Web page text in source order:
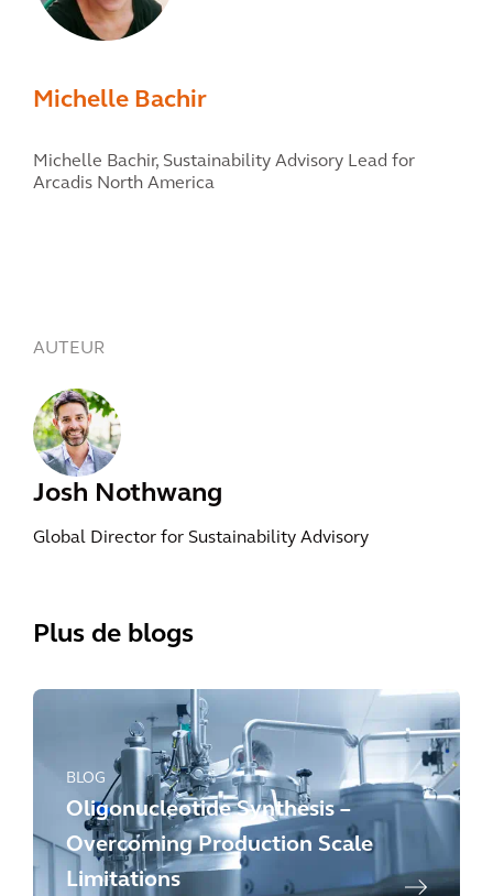
Michelle Bachir
Michelle Bachir, Sustainability Advisory Lead for
Arcadis North America
AUTEUR
Josh Nothwang
Global Director for Sustainability Advisory
Plus de blogs
BLOG
Oligonucleotide Synthesis –
Overcoming Production Scale
Limitations